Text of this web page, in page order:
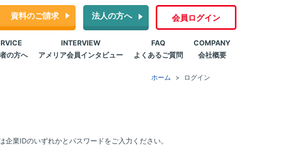
資料のご請求 法人の方へ 会員ログイン
の方へ
INTERVIEW
アメリア会員インタビュー
FAQ
よくあるご質問
COMPANY
会社概要
ホーム ログイン
業IDのいずれかとパスワードをご入力ください。